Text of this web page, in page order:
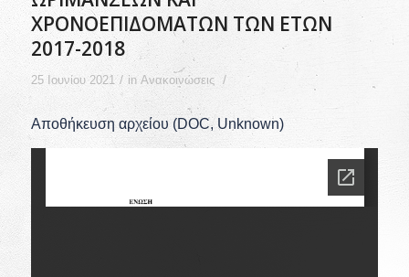
ΧΡΟΝΟΕΠΙΔΟΜΑΤΩΝ ΤΩΝ ΕΤΩΝ
2017-2018
25 Ιουνίου 2021 / in Ανακοινώσεις /
Αποθήκευση αρχείου (DOC, Unknown)